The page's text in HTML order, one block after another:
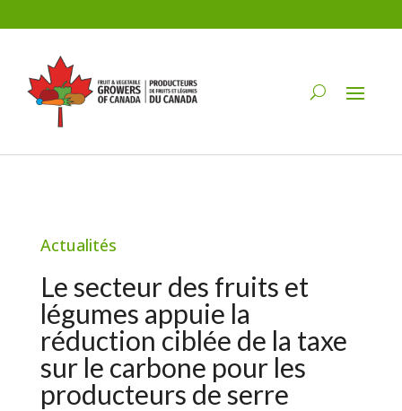
Actualités
Le secteur des fruits et
légumes appuie la
réduction ciblée de la taxe
sur le carbone pour les
producteurs de serre